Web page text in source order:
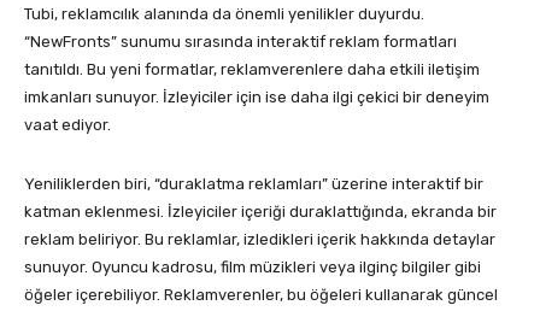
Tubi, reklamcılık alanında da önemli yenilikler duyurdu.
“NewFronts” sunumu sırasında interaktif reklam formatları
tanıtıldı. Bu yeni formatlar, reklamverenlere daha etkili iletişim
imkanları sunuyor. İzleyiciler için ise daha ilgi çekici bir deneyim
vaat ediyor.
Yeniliklerden biri, “duraklatma reklamları” üzerine interaktif bir
katman eklenmesi. İzleyiciler içeriği duraklattığında, ekranda bir
reklam beliriyor. Bu reklamlar, izledikleri içerik hakkında detaylar
sunuyor. Oyuncu kadrosu, film müzikleri veya ilginç bilgiler gibi
öğeler içerebiliyor. Reklamverenler, bu öğeleri kullanarak güncel